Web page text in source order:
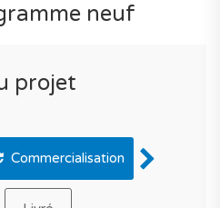
neuf
projet
Commercialisation